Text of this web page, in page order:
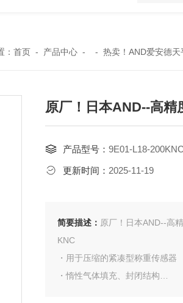
： 首页- 产品中心- - 热卖！AND爱安德天
原厂！日本AND--高精
产品型号： 9E01-L18-200KNC
更新时间： 2025-11-19
简要描述： 原厂！日本AND--高精度超
KNC
・用于压缩的紧凑型称重传感器
・惰性气体填充、封闭结构